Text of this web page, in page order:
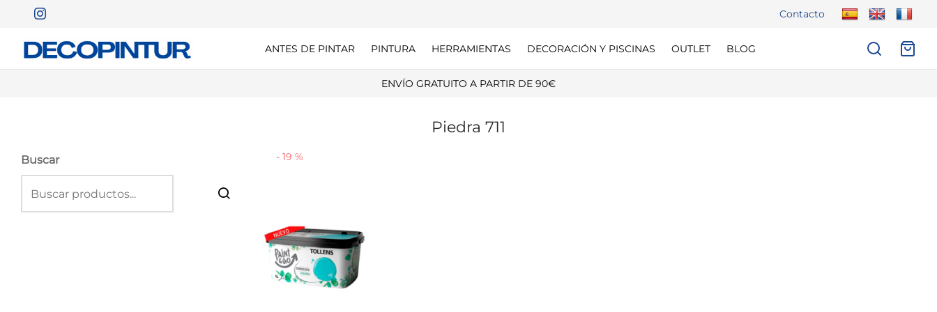
Contacto
ANTES DE PINTAR PINTURA HERRAMIENTAS DECORACIÓN Y PISCINAS OUTLET BLOG
ENVÍO GRATUITO A PARTIR DE 90€
Piedra 711
Buscar - 19 %